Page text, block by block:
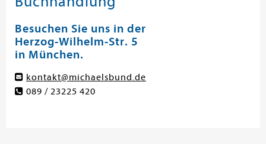
Besuchen Sie uns in der
Herzog-Wilhelm-Str. 5
in München.
kontakt@michaelsbund.de
089 / 23225 420